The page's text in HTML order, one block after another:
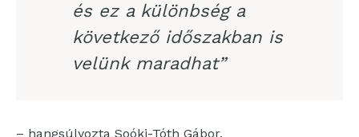
és ez a különbség a
következő időszakban is
velünk maradhat”
– hangsúlyozta Soóki-Tóth Gábor.